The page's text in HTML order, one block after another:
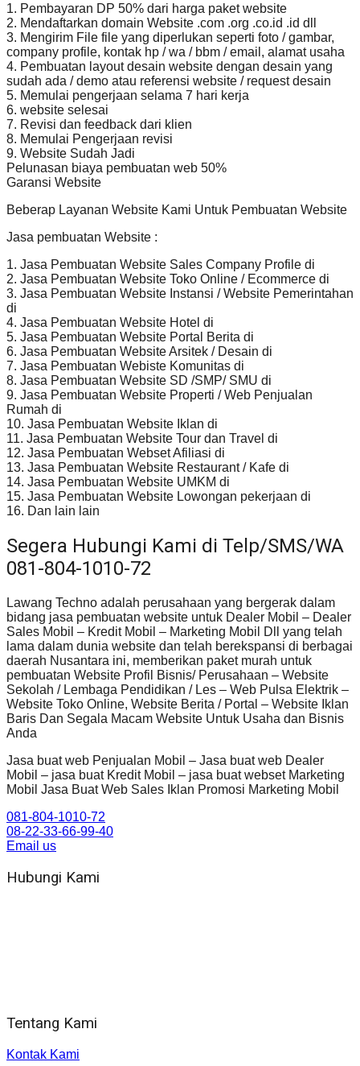
1. Pembayaran DP 50% dari harga paket website
2. Mendaftarkan domain Website .com .org .co.id .id dll
3. Mengirim File file yang diperlukan seperti foto / gambar,
company profile, kontak hp / wa / bbm / email, alamat usaha
4. Pembuatan layout desain website dengan desain yang
sudah ada / demo atau referensi website / request desain
5. Memulai pengerjaan selama 7 hari kerja
6. website selesai
7. Revisi dan feedback dari klien
8. Memulai Pengerjaan revisi
9. Website Sudah Jadi
Pelunasan biaya pembuatan web 50%
Garansi Website
Beberap Layanan Website Kami Untuk Pembuatan Website
Jasa pembuatan Website :
1. Jasa Pembuatan Website Sales Company Profile di
2. Jasa Pembuatan Website Toko Online / Ecommerce di
3. Jasa Pembuatan Website Instansi / Website Pemerintahan
di
4. Jasa Pembuatan Website Hotel di
5. Jasa Pembuatan Website Portal Berita di
6. Jasa Pembuatan Website Arsitek / Desain di
7. Jasa Pembuatan Webiste Komunitas di
8. Jasa Pembuatan Website SD /SMP/ SMU di
9. Jasa Pembuatan Website Properti / Web Penjualan
Rumah di
10. Jasa Pembuatan Website Iklan di
11. Jasa Pembuatan Website Tour dan Travel di
12. Jasa Pembuatan Webset Afiliasi di
13. Jasa Pembuatan Website Restaurant / Kafe di
14. Jasa Pembuatan Website UMKM di
15. Jasa Pembuatan Website Lowongan pekerjaan di
16. Dan lain lain
Segera Hubungi Kami di Telp/SMS/WA
081-804-1010-72
Lawang Techno adalah perusahaan yang bergerak dalam
bidang jasa pembuatan website untuk Dealer Mobil – Dealer
Sales Mobil – Kredit Mobil – Marketing Mobil Dll yang telah
lama dalam dunia website dan telah berekspansi di berbagai
daerah Nusantara ini, memberikan paket murah untuk
pembuatan Website Profil Bisnis/ Perusahaan – Website
Sekolah / Lembaga Pendidikan / Les – Web Pulsa Elektrik –
Website Toko Online, Website Berita / Portal – Website Iklan
Baris Dan Segala Macam Website Untuk Usaha dan Bisnis
Anda
Jasa buat web Penjualan Mobil – Jasa buat web Dealer
Mobil – jasa buat Kredit Mobil – jasa buat webset Marketing
Mobil Jasa Buat Web Sales Iklan Promosi Marketing Mobil
081-804-1010-72
08-22-33-66-99-40
Email us
Hubungi Kami
Tentang Kami
Kontak Kami